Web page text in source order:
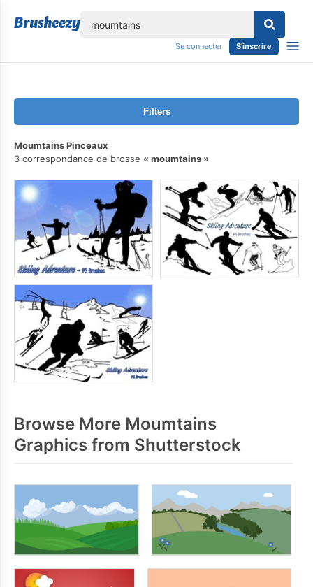
Se connecter S'inscrire
Filters
Moumtains Pinceaux
3 correspondance de brosse
moumtains
Browse More Moumtains
Graphics from Shutterstock